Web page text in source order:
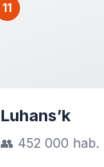
11
Luhans’k
👥 452 000 hab.